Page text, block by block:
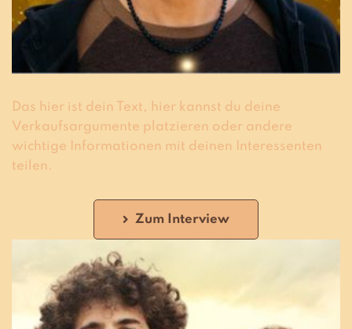
Das hier ist dein Text, hier kannst du deine
Verkaufsargumente platzieren oder andere
wichtige Informationen mit deinen Interessenten
teilen.
Zum Interview